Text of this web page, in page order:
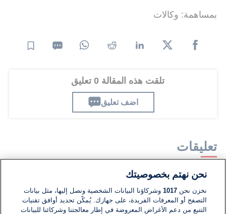
بمساهمة: وكالات
تلقت هذه المقالة 0 تعليق
اضف تعليق
تعليقات
لا توجد تعليقات مكتوبة حتى الآن. كن الأول!
اكتب تعليقًا جديدًا ...
نحن نهتم بخصوصيتك
نخزن نحن1017 وشركاؤنا البيانات الشخصية ونصل إليها، مثل بيانات
التصفح أو المعرفات الفريدة، على جهازك. يُمكّن تحديد أوافق تقنيات
التتبع من دعم الأغراض المعروضة في إطار معالجتنا وشركائنا للبيانات